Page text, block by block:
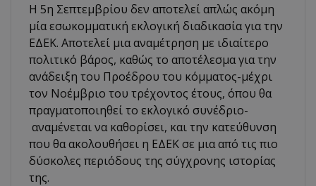
Η 5η Σεπτεμβρίου δεν αποτελεί απλώς ακόμη
μία εσωκομματική εκλογική διαδικασία για την
ΕΔΕΚ. Αποτελεί μια αναμέτρηση με ιδιαίτερο
πολιτικό βάρος, καθώς το αποτέλεσμα για την
ανάδειξη του Προέδρου του κόμματος-μέχρι
τον Νοέμβριο του τρέχοντος έτους, όπου θα
πραγματοποιηθεί το εκλογικό συνέδριο-
αναμένεται να καθορίσει, και την κατεύθυνση
που θα ακολουθήσει η ΕΔΕΚ σε μια από τις πιο
δύσκολες περιόδους της σύγχρονης ιστορίας
της.